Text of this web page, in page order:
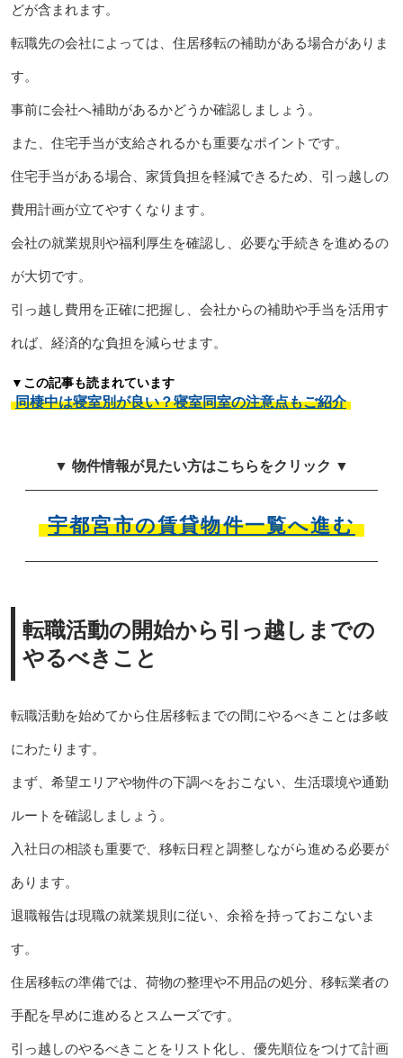
どが含まれます。
転職先の会社によっては、住居移転の補助がある場合がありま
す。
事前に会社へ補助があるかどうか確認しましょう。
また、住宅手当が支給されるかも重要なポイントです。
住宅手当がある場合、家賃負担を軽減できるため、引っ越しの
費用計画が立てやすくなります。
会社の就業規則や福利厚生を確認し、必要な手続きを進めるの
が大切です。
引っ越し費用を正確に把握し、会社からの補助や手当を活用す
れば、経済的な負担を減らせます。
▼この記事も読まれています
同棲中は寝室別が良い？寝室同室の注意点もご紹介
▼ 物件情報が見たい方はこちらをクリック ▼
宇都宮市の賃貸物件一覧へ進む
転職活動の開始から引っ越しまでの
やるべきこと
転職活動を始めてから住居移転までの間にやるべきことは多岐
にわたります。
まず、希望エリアや物件の下調べをおこない、生活環境や通勤
ルートを確認しましょう。
入社日の相談も重要で、移転日程と調整しながら進める必要が
あります。
退職報告は現職の就業規則に従い、余裕を持っておこないま
す。
住居移転の準備では、荷物の整理や不用品の処分、移転業者の
手配を早めに進めるとスムーズです。
引っ越しのやるべきことをリスト化し、優先順位をつけて計画